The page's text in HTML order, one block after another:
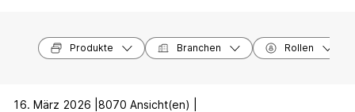
Produkte Branchen Rollen
16. März 2026 | 8070 Ansicht(en) |